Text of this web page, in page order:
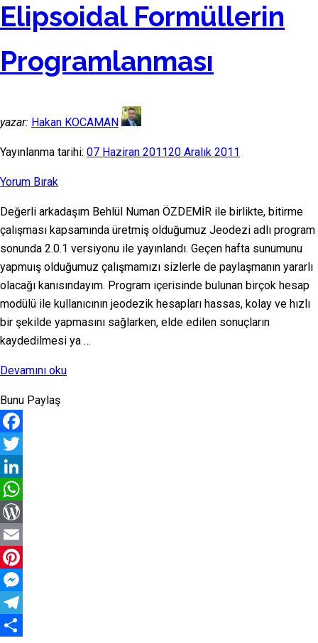
Elipsoidal Formüllerin
Programlanması
yazar: Hakan KOCAMAN
Yayınlanma tarihi: 07 Haziran 201120 Aralık 2011
Yorum Bırak
Değerli arkadaşım Behlül Numan ÖZDEMİR ile birlikte, bitirme
çalışması kapsamında üretmiş olduğumuz Jeodezi adlı program
sonunda 2.0.1 versiyonu ile yayınlandı. Geçen hafta sunumunu
yapmuış olduğumuz çalışmamızı sizlerle de paylaşmanın yararlı
olacağı kanısındayım. Program içerisinde bulunan birçok hesap
modülü ile kullanıcının jeodezik hesapları hassas, kolay ve hızlı
bir şekilde yapmasını sağlarken, elde edilen sonuçların
kaydedilmesi ya …
Devamını oku“Jeodezi
Bunu Paylaş
Facebook
Twitter
LinkedIn
WhatsApp
WordPress
Email
Pinterest
Messenger
Telegram